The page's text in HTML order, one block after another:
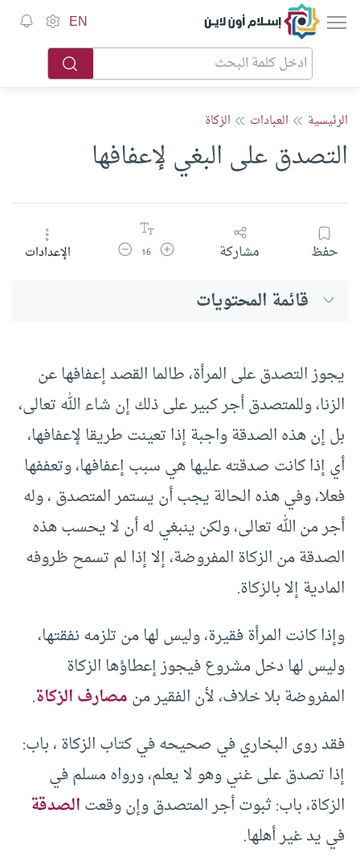
إسلام أون لاين EN
الرئيسية العبادات الزكاة
التصدق على البغي لإعفافها
حفظ مشاركة زيادة حجم الخط
16 تقليل حجم الخطالإعدادات
قائمة المحتويات
يجوز التصدق على المرأة، طالما القصد إعفافها عن
الزنا، وللمتصدق أجر كبير على ذلك إن شاء الله تعالى،
بل إن هذه الصدقة واجبة إذا تعينت طريقا لإعفافها،
أي إذا كانت صدقته عليها هي سبب إعفافها، وتعففها
فعلا، وفي هذه الحالة يجب أن يستمر المتصدق ، وله
أجر من الله تعالى، ولكن ينبغي له أن لا يحسب هذه
الصدقة من الزكاة المفروضة، إلا إذا لم تسمح ظروفه
المادية إلا بالزكاة.
وإذا كانت المرأة فقيرة، وليس لها من تلزمه نفقتها،
وليس لها دخل مشروع فيجوز إعطاؤها الزكاة
المفروضة بلا خلاف، لأن الفقير منمصارف الزكاة.
فقد روى البخاري في صحيحه في كتاب الزكاة ، باب:
إذا تصدق على غني وهو لا يعلم، ورواه مسلم في
الزكاة، باب: ثبوت أجر المتصدق وإن وقعتالصدقة
في يد غير أهلها.